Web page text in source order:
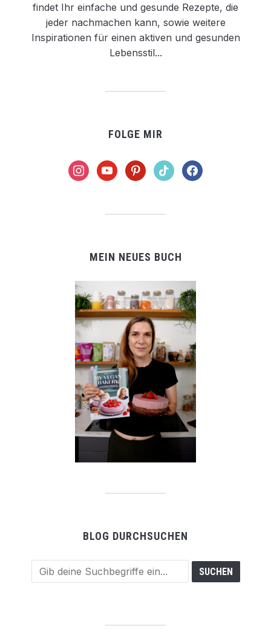
findet Ihr einfache und gesunde Rezepte, die
jeder nachmachen kann, sowie weitere
Inspirationen für einen aktiven und gesunden
Lebensstil...
FOLGE MIR
instagramyoutubepinteresttiktok facebook
MEIN NEUES BUCH
BLOG DURCHSUCHEN